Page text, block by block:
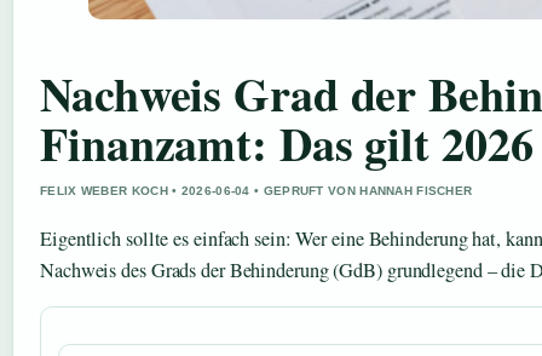
Nachweis Grad der
Finanzamt: Das gilt 2026
FELIX WEBER KOCH • 2026-06-04 • GEPRUFT VON HANNAH FISCHER
Eigentlich sollte es einfach sein: Wer eine Behinderung hat,
Nachweis des Grads der Behinderung (GdB) grundlegend – die